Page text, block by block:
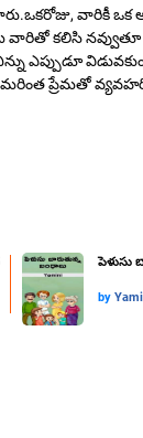
వారికీ
కలిసి నవ్వుతూ
ఎప్పుడూ
మరింత ప్రేమతో
పెళుసు
by